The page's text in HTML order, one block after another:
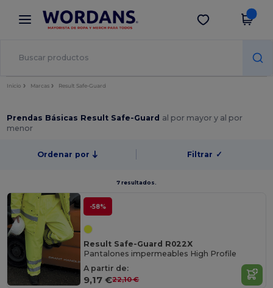
× App de Wordans
¡Mejores precios en app!
Descargar app
Inicio Marcas Result Safe-Guard
Prendas Básicas Result Safe-Guard al por mayor y al por
menor
Ordenar por Filtrar ✓
7 resultados.
-58%
Result Safe-Guard R022X
Pantalones impermeables High Profile
A partir de:
9,17 €22,10 €